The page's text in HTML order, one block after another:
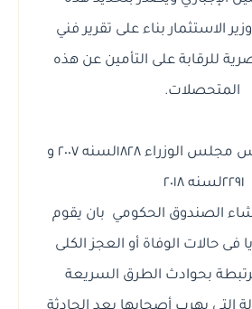
الاستثمار بناء على تقرير فني
للرقابة على التأمين عن هذه
المتحصلات.
وطبقا لقراري رئيس مجلس الوزراء ١٨٢٨لسنه ٢٠٠٧ و
٢٢٩١لسنه ٢٠١٨
الصندوق الحكومي بان يقوم
حالات الوفاة أو العجز الكلى
بحوادث الطرق السريعة